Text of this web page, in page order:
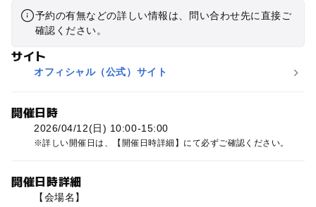
予約の有無などの詳しい情報は、問い合わせ先に直接ご
確認ください。
サイト
オフィシャル（公式）サイト
開催日時
2026/04/12(日) 10:00-15:00
詳しい開催日は、【開催日時詳細】にて必ずご確認ください。
開催日時詳細
【会場名】